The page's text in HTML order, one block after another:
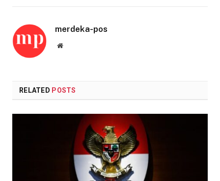
merdeka-pos
Website
RELATED POSTS